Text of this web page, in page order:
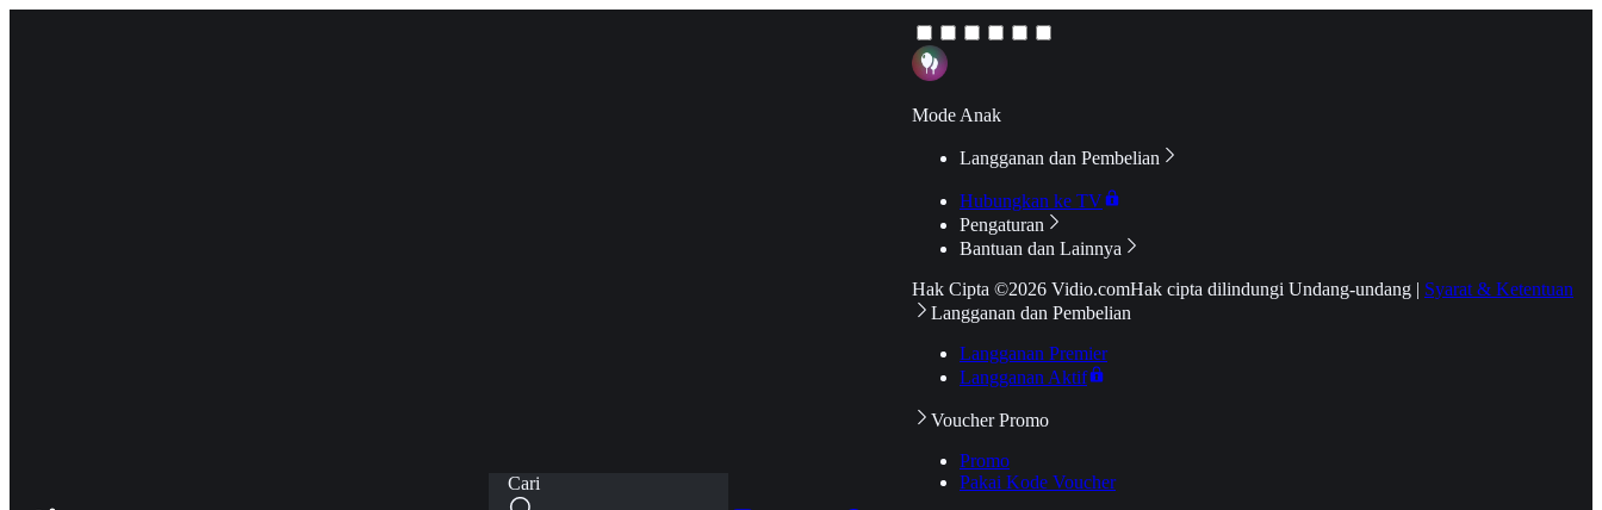
Cari
Mode Anak
Langganan dan Pembelian
Hubungkan ke TV
Pengaturan
Bantuan dan Lainnya
Hak Cipta ©2026 Vidio.comHak cipta dilindungi Undang-undang | Syarat & Ketentuan
Langganan dan Pembelian
Langganan Premier
Langganan Aktif
Voucher Promo
Promo
Pakai Kode Voucher